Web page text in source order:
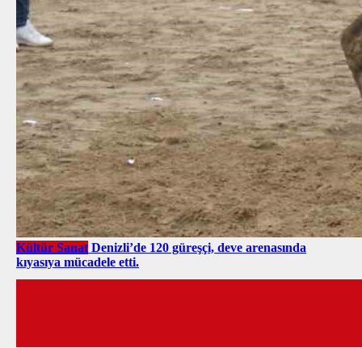
Kültür Sanat Denizli’de 120 güreşçi, deve arenasında
kıyasıya mücadele etti.